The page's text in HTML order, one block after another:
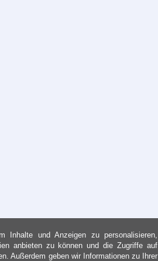
Inhalte und Anzeigen zu personalisieren,
anbieten zu können und die Zugriffe auf
Außerdem geben wir Informationen zu Ihrer